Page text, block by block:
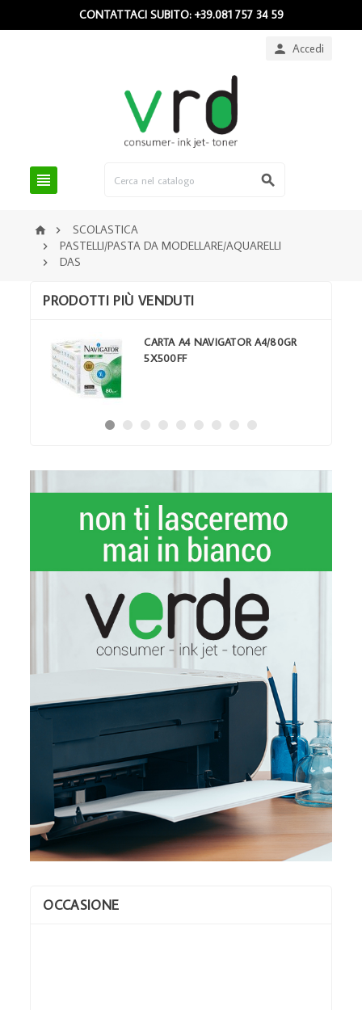
CONTATTACI SUBITO: +39.081 757 34 59
 Accedi
 
  SCOLASTICA
 PASTELLI/PASTA DA MODELLARE/AQUARELLI
 DAS
PRODOTTI PIÙ VENDUTI
CARTA A4 NAVIGATOR A4/80GR
5X500FF
OCCASIONE